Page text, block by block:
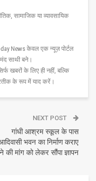
सामाजिक या व्यावसायिक
News केवल एक न्यूज़ पोर्टल
साथी बने।
खबरों के लिए ही नहीं, बल्कि
के रूप में याद करें।
NEXT POST
गांधी आश्रम स्कूल के पास
भवन का निर्माण कराए
की मांग को लेकर सौंपा ज्ञापन